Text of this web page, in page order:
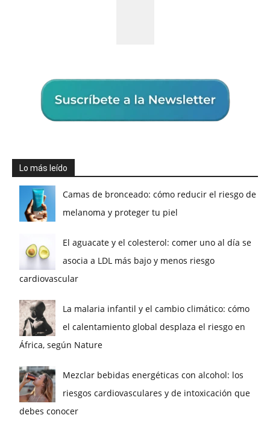
Lo más leído
Camas de bronceado: cómo reducir el riesgo de
melanoma y proteger tu piel
El aguacate y el colesterol: comer uno al día se
asocia a LDL más bajo y menos riesgo
cardiovascular
La malaria infantil y el cambio climático: cómo
el calentamiento global desplaza el riesgo en
África, según Nature
Mezclar bebidas energéticas con alcohol: los
riesgos cardiovasculares y de intoxicación que
debes conocer